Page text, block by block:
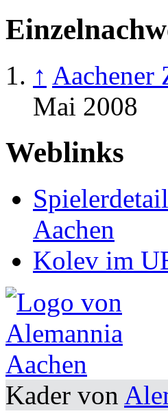
↑ Aachener
Mai 2008
Weblinks
Aachen
Kolev im
Kader von